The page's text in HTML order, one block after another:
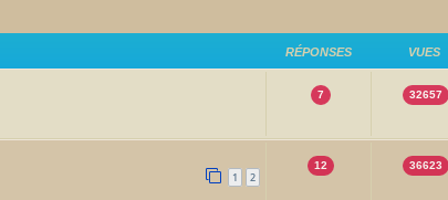
RÉPONSES VUES
7 32657
1 2
12 36623